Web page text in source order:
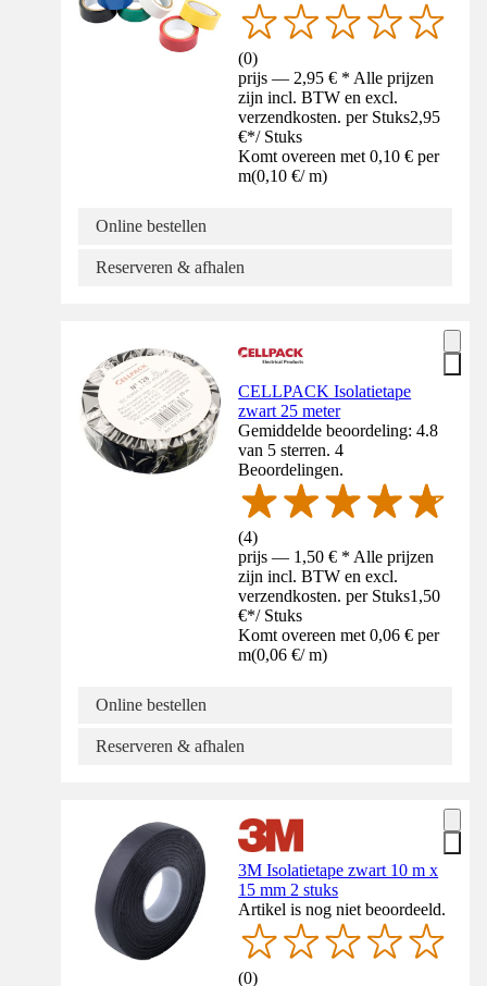
(0)
prijs — 2,95 € * Alle prijzen
zijn incl. BTW en excl.
verzendkosten. per Stuks2,95
€*/ Stuks
Komt overeen met 0,10 € per
m(0,10 €/ m)
Online bestellen
Reserveren & afhalen
CELLPACK Isolatietape
zwart 25 meter
Gemiddelde beoordeling: 4.8
van 5 sterren. 4
Beoordelingen.
(4)
prijs — 1,50 € * Alle prijzen
zijn incl. BTW en excl.
verzendkosten. per Stuks1,50
€*/ Stuks
Komt overeen met 0,06 € per
m(0,06 €/ m)
Online bestellen
Reserveren & afhalen
3M Isolatietape zwart 10 m x
15 mm 2 stuks
Artikel is nog niet beoordeeld.
(0)